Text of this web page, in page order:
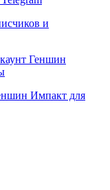
и
Импакт для